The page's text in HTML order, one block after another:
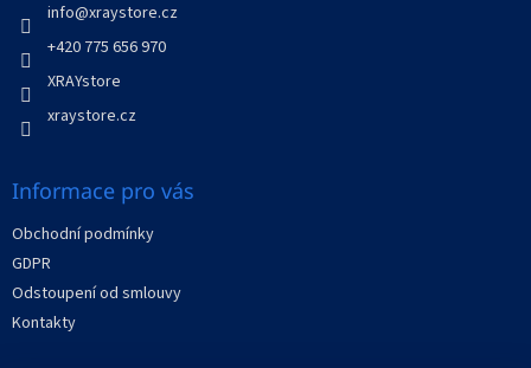
info@xraystore.cz
+420 775 656 970
XRAYstore
xraystore.cz
Informace pro vás
Obchodní podmínky
GDPR
Odstoupení od smlouvy
Kontakty